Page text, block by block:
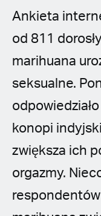
French
Italian
Czech
Polish
Ankieta
od 811
marihuana
seksualne.
konopi
zwiększa ich
orgazmy.
respondentów